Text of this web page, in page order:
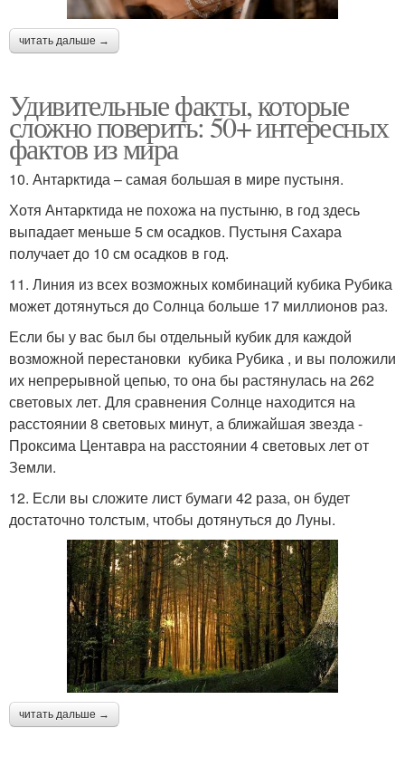
читать дальше →
Удивительные факты, которые
сложно поверить: 50+ интересных
фактов из мира
10. Антарктида – самая большая в мире пустыня.
Хотя Антарктида не похожа на пустыню, в год здесь
выпадает меньше 5 см осадков. Пустыня Сахара
получает до 10 см осадков в год.
11. Линия из всех возможных комбинаций кубика Рубика
может дотянуться до Солнца больше 17 миллионов раз.
Если бы у вас был бы отдельный кубик для каждой
возможной перестановки кубика Рубика , и вы положили
их непрерывной цепью, то она бы растянулась на 262
световых лет. Для сравнения Солнце находится на
расстоянии 8 световых минут, а ближайшая звезда -
Проксима Центавра на расстоянии 4 световых лет от
Земли.
12. Если вы сложите лист бумаги 42 раза, он будет
достаточно толстым, чтобы дотянуться до Луны.
читать дальше →